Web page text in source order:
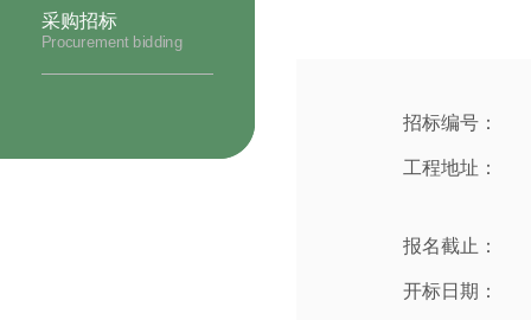
采购招标
Procurement bidding
招标编号：
工程地址：
报名截止：
开标日期：